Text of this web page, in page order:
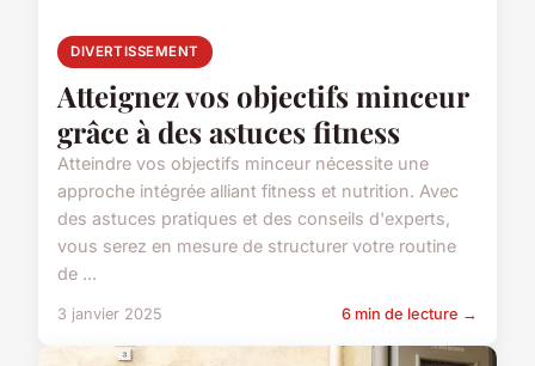
DIVERTISSEMENT
Atteignez vos objectifs minceur
grâce à des astuces fitness
Atteindre vos objectifs minceur nécessite une
approche intégrée alliant fitness et nutrition. Avec
des astuces pratiques et des conseils d'experts,
vous serez en mesure de structurer votre routine
de ...
3 janvier 2025 6 min de lecture →